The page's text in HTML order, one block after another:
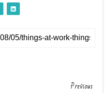
Previous